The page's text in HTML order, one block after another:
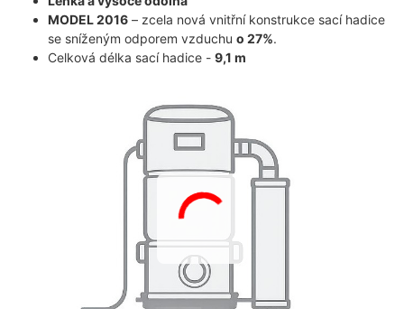
MODEL 2016 – zcela nová vnitřní konstrukce sací hadice
se sníženým odporem vzduchuo 27%.
Celková délka sací hadice -9,1 m